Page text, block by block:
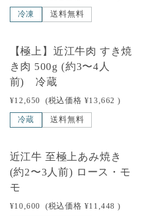
冷凍 送料無料
【極上】近江牛肉 すき焼
き肉 500g (約3〜4人
前) 冷蔵
¥12,650 (税込価格 ¥13,662 )
冷蔵 送料無料
近江牛 至極上あみ焼き
(約2〜3人前) ロース・モ
モ
¥10,600 (税込価格 ¥11,448 )